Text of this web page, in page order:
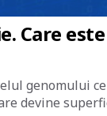
Care
genomului
devine